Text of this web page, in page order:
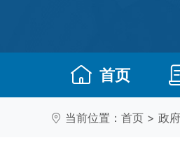
首页
当前位置： 首页 > 政